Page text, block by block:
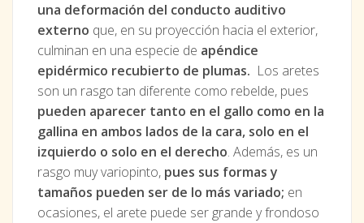
una deformación del conducto auditivo
externo que, en su proyección hacia el exterior,
culminan en una especie de apéndice
epidérmico recubierto de plumas. Los aretes
son un rasgo tan diferente como rebelde, pues
pueden aparecer tanto en el gallo como en la
gallina en ambos lados de la cara, solo en el
izquierdo o solo en el derecho. Además, es un
rasgo muy variopinto, pues sus formas y
tamaños pueden ser de lo más variado; en
ocasiones, el arete puede ser grande y frondoso